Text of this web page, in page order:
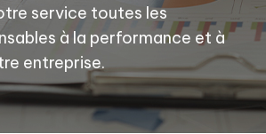
service toutes les
à la performance et à
entreprise.